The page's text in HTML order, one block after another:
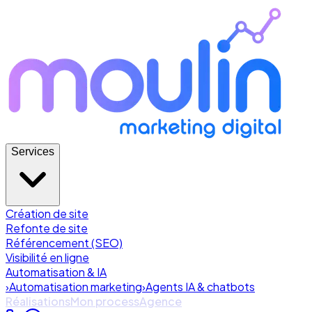
Services
Création de site
Refonte de site
Référencement (SEO)
Visibilité en ligne
Automatisation & IA
›Automatisation marketing›Agents IA & chatbots
RéalisationsMon processAgence